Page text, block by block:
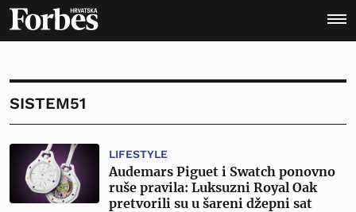
SISTEM51
LIFESTYLE
Audemars Piguet i Swatch ponovno
ruše pravila: Luksuzni Royal Oak
pretvorili su u šareni džepni sat